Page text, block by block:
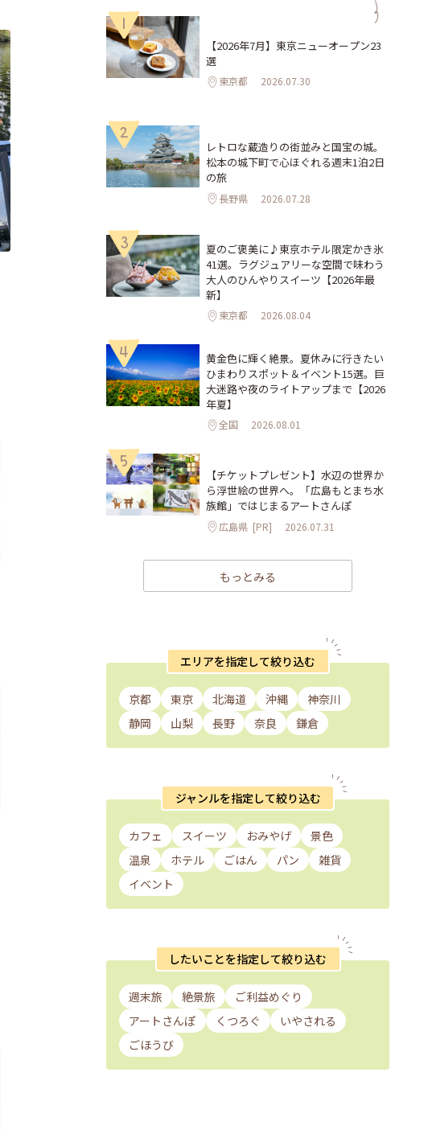
1
【2026年7月】東京ニューオープン23
選
東京都 2026.07.30
2
レトロな蔵造りの街並みと国宝の城。
松本の城下町で心ほぐれる週末1泊2日
の旅
長野県 2026.07.28
3
夏のご褒美に♪東京ホテル限定かき氷
41選。ラグジュアリーな空間で味わう
大人のひんやりスイーツ【2026年最
新】
東京都 2026.08.04
4
黄金色に輝く絶景。夏休みに行きたい
ひまわりスポット＆イベント15選。巨
大迷路や夜のライトアップまで【2026
年夏】
全国 2026.08.01
5
【チケットプレゼント】水辺の世界か
ら浮世絵の世界へ。「広島もとまち水
族館」ではじまるアートさんぽ
広島県 [PR] 2026.07.31
もっとみる
エリアを指定して絞り込む
京都 東京 北海道 沖縄
神奈川
静岡
山梨 長野 奈良 鎌倉
ジャンルを指定して絞り込む
カフェ スイーツ おみやげ
景色
温泉
ホテル ごはん パン
雑貨
イベント
したいことを指定して絞り込む
週末旅 絶景旅
ご利益めぐり
アートさんぽ
くつろぐ
いやされる
ごほうび